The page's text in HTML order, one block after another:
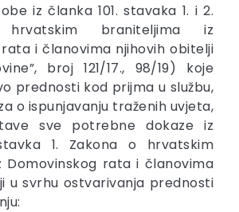
iz članka 101. stavaka 1. i 2.
braniteljima iz
i članovima njihovih obitelji
broj 121/17., 98/19) koje
prednosti kod prijma u službu,
o ispunjavanju traženih uvjeta,
sve potrebne dokaze iz
1. Zakona o hrvatskim
Domovinskog rata i članovima
u svrhu ostvarivanja prednosti